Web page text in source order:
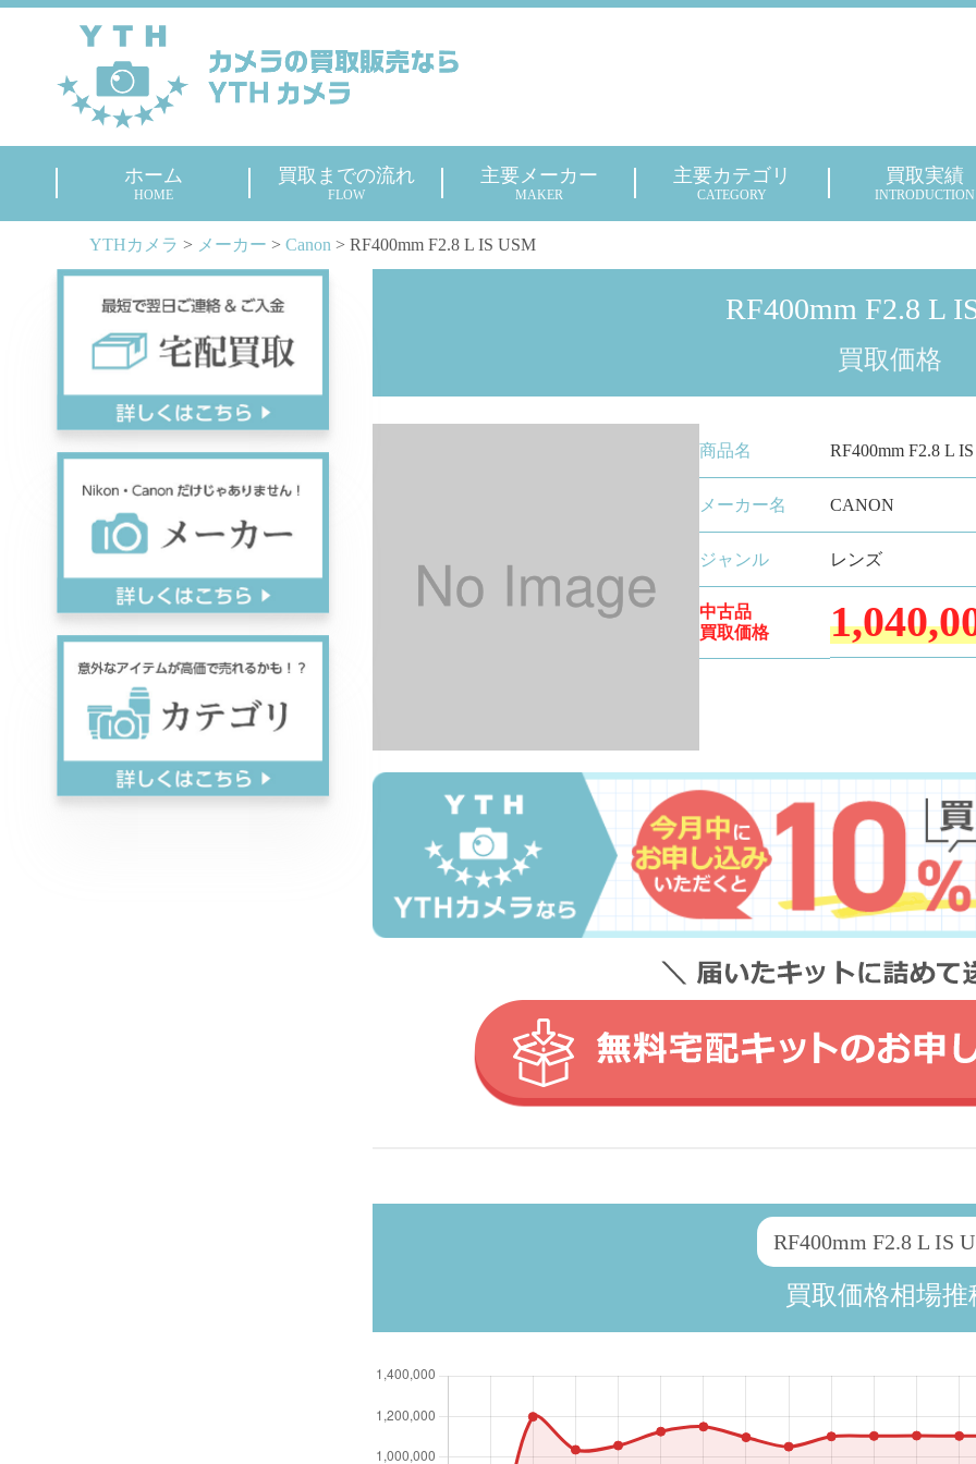
ホーム
HOME
買取までの流れ
FLOW
主要メーカー
MAKER
主要カテゴリ
CATEGORY
買取実績
INTRODUCTION
YTHカメラ > メーカー > Canon > RF400mm F2.8 L IS USM
RF400mm F2.8 L
買取価格
商品名 RF400mm F2.8 L
メーカー名 CANON
ジャンル レンズ
中古品
買取価格
RF400mm F2.8 L IS
買取価格相場推